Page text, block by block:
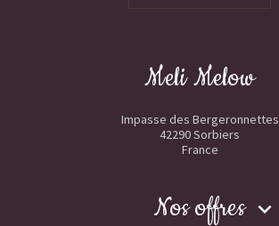
Meli Melow
Impasse des Bergeronnettes
42290 Sorbiers
France
Nos offres 